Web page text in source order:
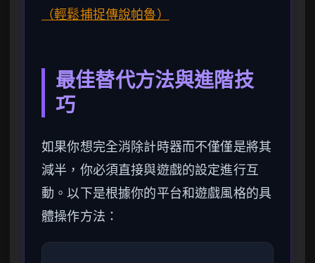
（輕鬆捕捉傳說帕魯）
最佳替代方法與進階技
巧
如果你想完全消除計時器而不僅僅是將其
減半，你必須直接與遊戲的設定進行互
動。以下是根據你的平台和遊戲風格的具
體操作方法：